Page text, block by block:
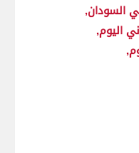
السودان,
اليوم,